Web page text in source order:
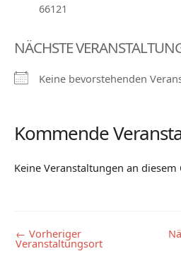
66121
NÄCHSTE
Keine bevorstehenden
Kommende
Keine Veranstaltungen an diesem
← Vorheriger
Veranstaltungsort